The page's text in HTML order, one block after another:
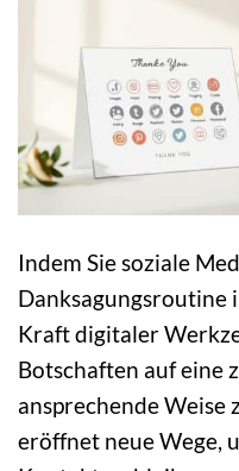
Indem Sie soziale
Danksagungsroutine
Kraft digitaler
Botschaften auf eine
ansprechende Weise
eröffnet neue Wege,